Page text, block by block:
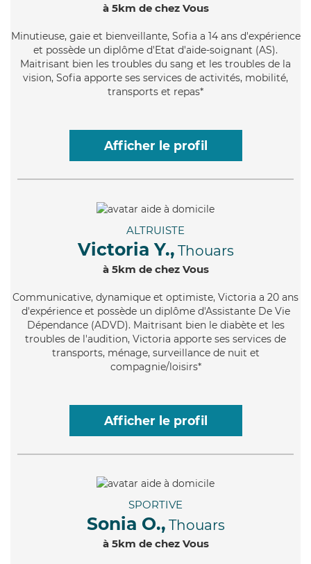
à 5km de chez Vous
Minutieuse, gaie et bienveillante, Sofia a 14 ans d'expérience
et possède un diplôme d'Etat d'aide-soignant (AS).
Maitrisant bien les troubles du sang et les troubles de la
vision, Sofia apporte ses services de activités, mobilité,
transports et repas*
Afficher le profil
ALTRUISTE
Victoria Y., Thouars
à 5km de chez Vous
Communicative, dynamique et optimiste, Victoria a 20 ans
d'expérience et possède un diplôme d'Assistante De Vie
Dépendance (ADVD). Maitrisant bien le diabète et les
troubles de l'audition, Victoria apporte ses services de
transports, ménage, surveillance de nuit et
compagnie/loisirs*
Afficher le profil
SPORTIVE
Sonia O., Thouars
à 5km de chez Vous